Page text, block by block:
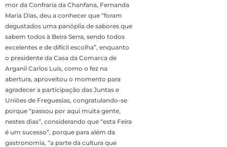
mor da Confraria da Chanfana, Fernanda
Maria Dias, deu a conhecer que “foram
degustados uma panóplia de sabores que
sabem to­dos à Beira Serra, sendo todos
excelentes e de di­fícil escolha”, enquanto
o presidente da Casa da Comarca de
Arganil Car­los Luís, como o fez na
abertura, aproveitou o momento para
agradecer a participação das Juntas e
Uniões de Freguesias, congratulando-se
porque “passou por aqui muita gente,
nestes dias”, con­siderando que “esta Fei­ra
é um sucesso”, porque para além da
gastrono­mia, “a parte da cultura que